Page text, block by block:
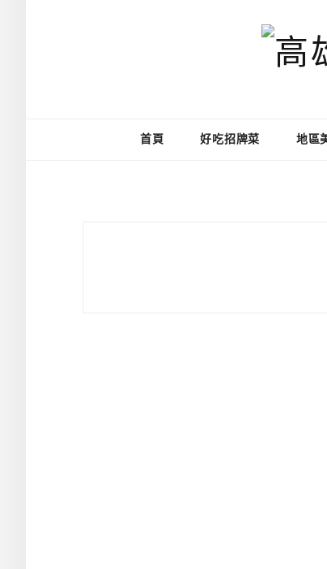
首頁 好吃招牌菜 地區